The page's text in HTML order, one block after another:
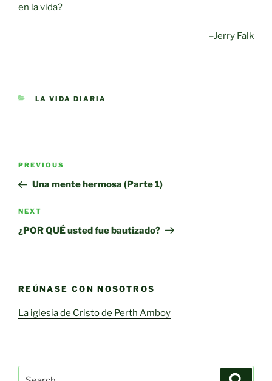
en la vida?
–Jerry Falk
CATEGORIES
LA VIDA DIARIA
Post
Previous
Post
PREVIOUS
Una mente hermosa (Parte 1)
Next
Post
NEXT
¿POR QUÉ usted fue bautizado?
REÚNASE CON NOSOTROS
La iglesia de Cristo de Perth Amboy